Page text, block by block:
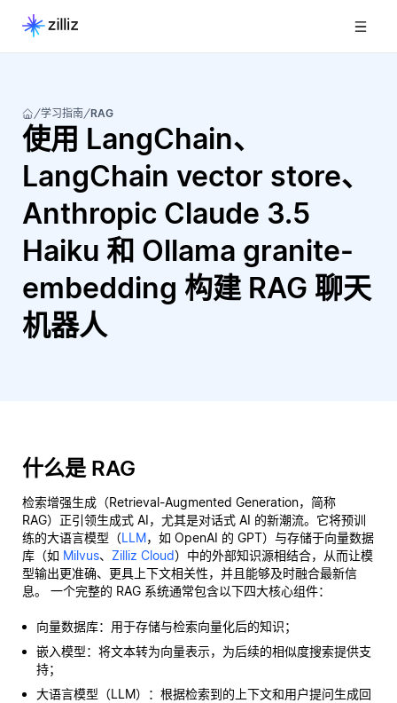
学习指南 RAG
使用 LangChain、
LangChain vector store、
Anthropic Claude 3.5
Haiku 和 Ollama granite-
embedding 构建 RAG 聊天
机器人
什么是 RAG
检索增强生成（Retrieval-Augmented Generation，简称
RAG）正引领生成式 AI，尤其是对话式 AI 的新潮流。它将预训
练的大语言模型（LLM，如 OpenAI 的 GPT）与存储于向量数据
库（如 Milvus、 Zilliz Cloud）中的外部知识源相结合，从而让模
型输出更准确、更具上下文相关性，并且能够及时融合最新信
息。 一个完整的 RAG 系统通常包含以下四大核心组件：
向量数据库：用于存储与检索向量化后的知识；
嵌入模型：将文本转为向量表示，为后续的相似度搜索提供支
持；
大语言模型（LLM）：根据检索到的上下文和用户提问生成回